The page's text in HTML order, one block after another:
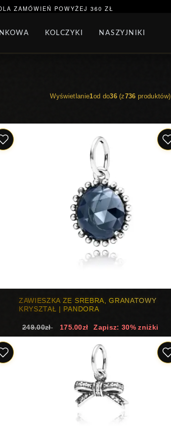
ZAMÓWIEŃ POWYŻEJ 360 ZŁ
NA NOGĘ BRANSOLETKI
KOLCZYKI NASZYJNIKI
Wyświetlanie1od do36(z736 produktów)
ZAWIESZKA ZE SREBRA, GRANATOWY
KRYSZTAŁ | PANDORA
249.00zł 175.00zł Zapisz: 30% zniżki